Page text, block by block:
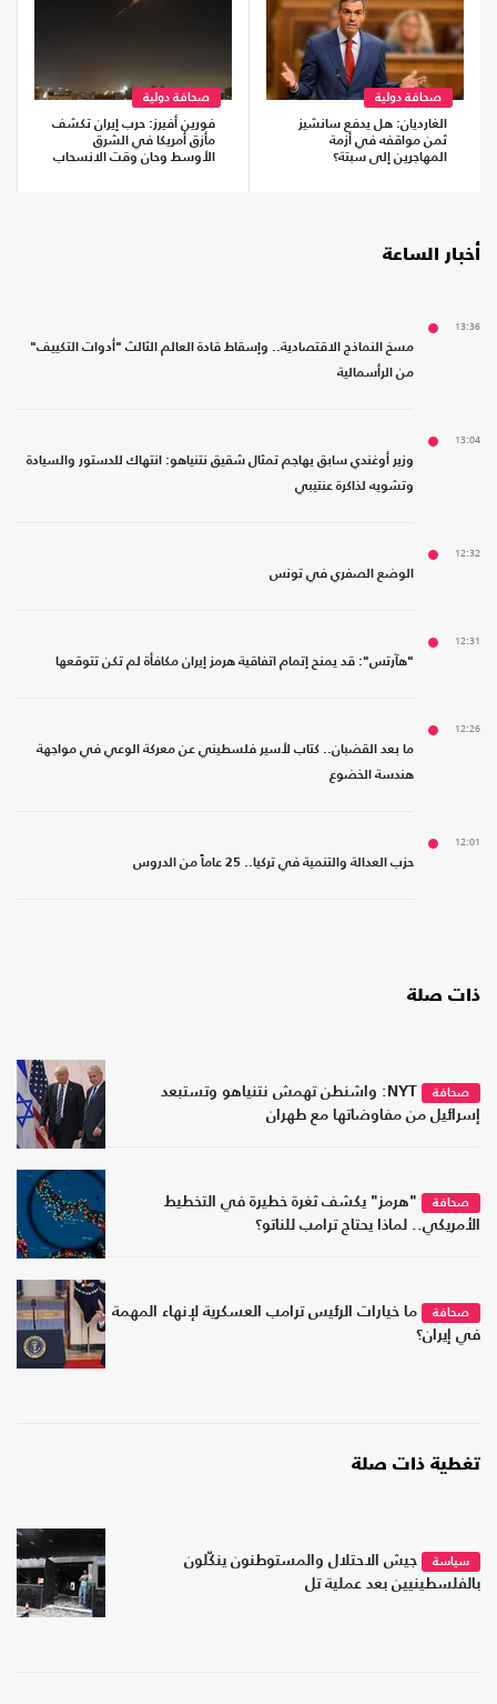
صحافة دولية
الغارديان: هل يدفع سانشيز
ثمن مواقفه في أزمة
المهاجرين إلى سبتة؟
صحافة دولية
فورين أفيرز: حرب إيران تكشف
مأزق أمريكا في الشرق
الأوسط وحان وقت الانسحاب
أخبار الساعة
13:36
مسخ النماذج الاقتصادية.. وإسقاط قادة العالم الثالث "أدوات التكييف"
من الرأسمالية
13:04
وزير أوغندي سابق يهاجم تمثال شقيق نتنياهو: انتهاك للدستور والسيادة
وتشويه لذاكرة عنتيبي
12:32
الوضع الصفري في تونس
12:31
"هآرتس": قد يمنح إتمام اتفاقية هرمز إيران مكافأة لم تكن تتوقعها
12:26
ما بعد القضبان.. كتاب لأسير فلسطيني عن معركة الوعي في مواجهة
هندسة الخضوع
12:01
حزب العدالة والتنمية في تركيا.. 25 عاماً من الدروس
ذات صلة
صحافة
NYT: واشنطن تهمش نتنياهو وتستبعد
إسرائيل من مفاوضاتها مع طهران
صحافة
"هرمز" يكشف ثغرة خطيرة في التخطيط
الأمريكي.. لماذا يحتاج ترامب للناتو؟
صحافة
ما خيارات الرئيس ترامب العسكرية لإنهاء المهمة
في إيران؟
تغطية ذات صلة
سياسة
جيش الاحتلال والمستوطنون ينكّلون
بالفلسطينيين بعد عملية تل